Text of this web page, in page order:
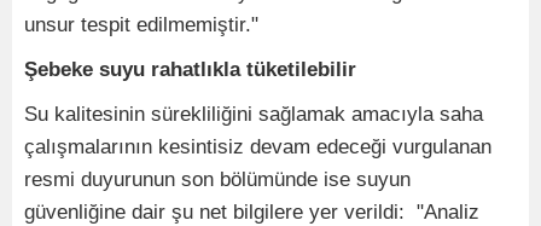
unsur tespit edilmemiştir."
Şebeke suyu rahatlıkla tüketilebilir
Su kalitesinin sürekliliğini sağlamak amacıyla saha
çalışmalarının kesintisiz devam edeceği vurgulanan
resmi duyurunun son bölümünde ise suyun
güvenliğine dair şu net bilgilere yer verildi: "Analiz